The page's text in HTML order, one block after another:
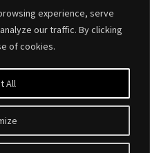
experience, serve
our traffic. By clicking
of cookies.
All
stehen seit
Musik der Superlative.
haben sie sich mit...